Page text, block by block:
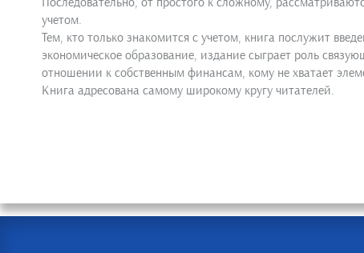
учетом.
Тем, кто только знакомится с учетом, книга послужит
экономическое образование, издание сыграет роль
отношении к собственным финансам, кому не хватает
Книга адресована самому широкому кругу читателей.